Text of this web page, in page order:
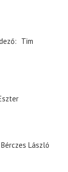
Tim
Bérczes László